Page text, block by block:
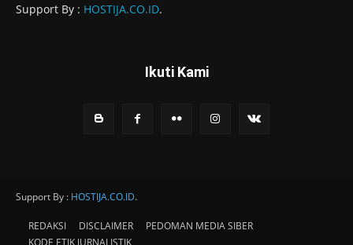
Support By : HOSTIJA.CO.ID.
Ikuti Kami
Support By : HOSTIJA.CO.ID.
REDAKSI DISCLAIMER
PEDOMAN MEDIA SIBER
KODE ETIK JURNALISTIK